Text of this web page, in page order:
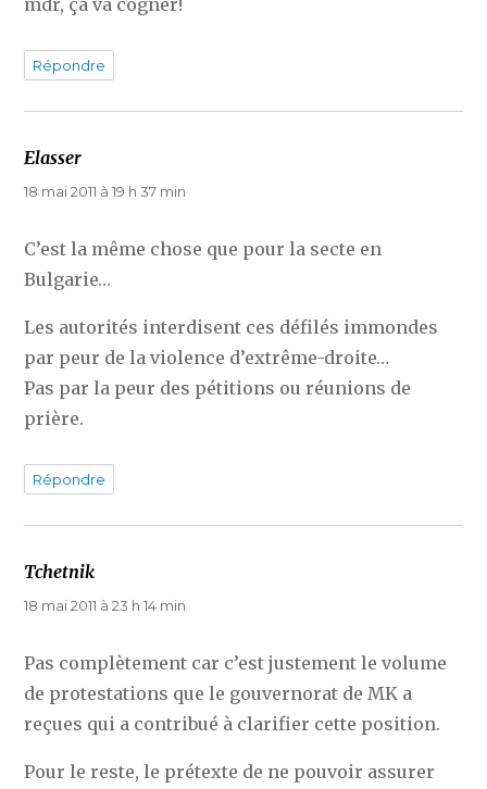
Répondre
Elasser
18 mai 2011 à 19 h 37 min
C’est la même chose que pour la secte en
Bulgarie…
Les autorités interdisent ces défilés immondes
par peur de la violence d’extrême-droite…
Pas par la peur des pétitions ou réunions de
prière.
Répondre
Tchetnik
18 mai 2011 à 23 h 14 min
Pas complètement car c’est justement le volume
de protestations que le gouvernorat de MK a
reçues qui a contribué à clarifier cette position.
Pour le reste, le prétexte de ne pouvoir assurer